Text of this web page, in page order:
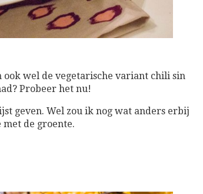
ook wel de vegetarische variant chili sin
Probeer het nu!
geven. Wel zou ik nog wat anders erbij
de groente.